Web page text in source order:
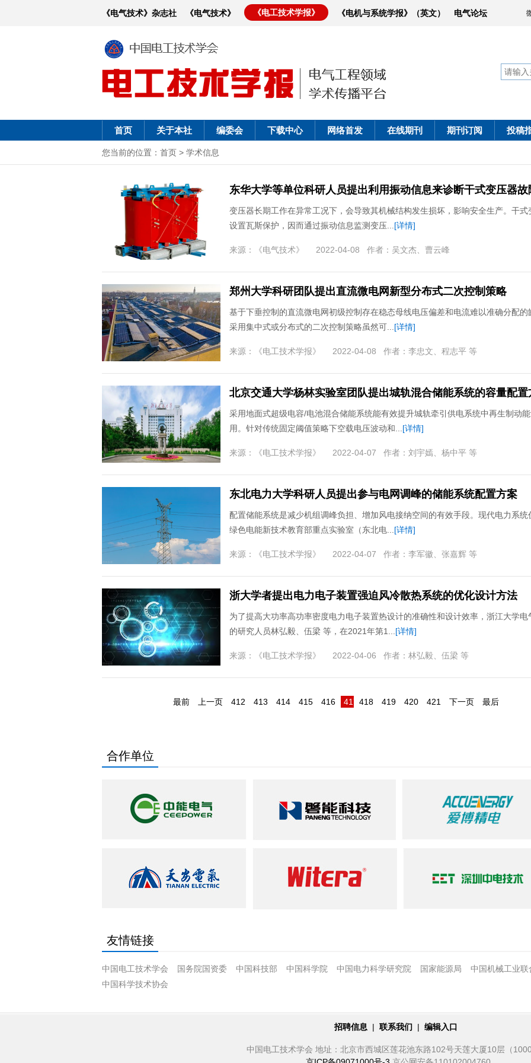
《电气技术》杂志社 《电气技术》 《电工技术学报》 《电机与系统学报》（英文） 电气论坛
首页 关于本社 编委会 下载中心 网络首发 在线期刊 期刊订阅 投稿
您当前的位置： 首页 > 学术信息
东华大学等单位科研人员提出利用振动信息来诊断干式变压器故
变压器长期工作在异常工况下，会导致其机械结构发生损坏，影响安全生产。干式
设置瓦斯保护，因而通过振动信息监测变压... [详情]
2022-04-08 作者： 吴文杰、曹云峰
来源： 《电气技术》
郑州大学科研团队提出直流微电网新型分布式二次控制策略
基于下垂控制的直流微电网初级控制存在稳态母线电压偏差和电流难以准确分配的
采用集中式或分布式的二次控制策略虽然可... [详情]
2022-04-08 作者： 李忠文、程志平 等
来源： 《电工技术学报》
北京交通大学杨林实验室团队提出城轨混合储能系统的容量配置
采用地面式超级电容/电池混合储能系统能有效提升城轨牵引供电系统中再生制动能
用。针对传统固定阈值策略下空载电压波动和... [详情]
2022-04-07 作者： 刘宇嫣、杨中平 等
来源： 《电工技术学报》
东北电力大学科研人员提出参与电网调峰的储能系统配置方案
配置储能系统是减少机组调峰负担、增加风电接纳空间的有效手段。现代电力系统
绿色电能新技术教育部重点实验室（东北电... [详情]
2022-04-07 作者： 李军徽、张嘉辉 等
来源： 《电工技术学报》
浙大学者提出电力电子装置强迫风冷散热系统的优化设计方法
为了提高大功率高功率密度电力电子装置热设计的准确性和设计效率，浙江大学电
的研究人员林弘毅、伍梁 等，在2021年第1... [详情]
2022-04-06 作者： 林弘毅、伍梁 等
来源： 《电工技术学报》
最前 上一页 412 413 414 415 416 417 418 419 420 421 下一页 最后
合作单位
友情链接
中国电工技术学会 国务院国资委 中国科技部 中国科学院 中国电力科学研究院 国家能源局 中国机械工业联
中国科学技术协会
招聘信息 | 联系我们 | 编辑入口
中国电工技术学会 地址：北京市西城区莲花池东路102号天莲大厦10层（